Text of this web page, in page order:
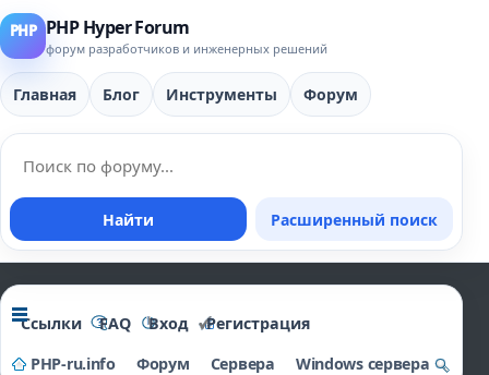
PHP Hyper Forum
форум разработчиков и инженерных решений
Главная Блог Инструменты Форум
Найти Расширенный поиск
Ссылки FAQ Вход
Регистрация
PHP-ru.info
Форум Сервера
Windows сервера